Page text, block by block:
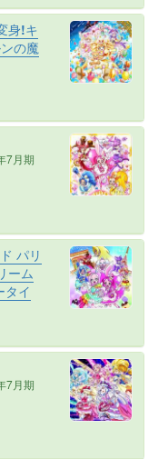
身!キ
の魔
7月期
パリ
ーム
タイ
7月期